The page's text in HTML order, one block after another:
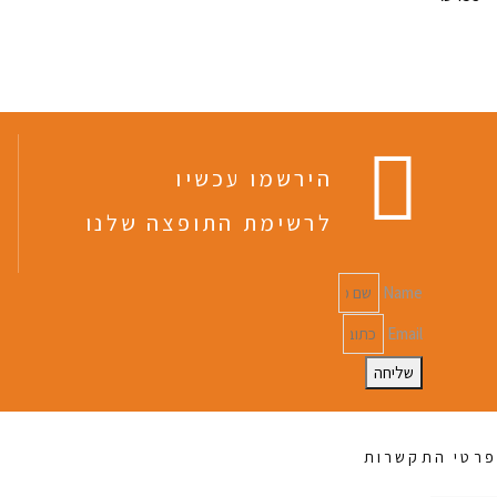
הירשמו עכשיו
לרשימת התופצה שלנו
Name
Email
שליחה
פרטי התקשרות